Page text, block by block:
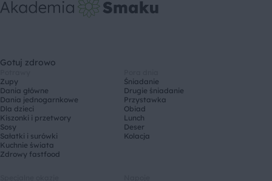
Gotuj zdrowo
Zupy
Dania główne
Dania jednogarnkowe
Dla dzieci
Kiszonki i przetwory
Sosy
Sałatki i surówki
Kuchnie świata
Zdrowy fastfood
Śniadanie
Drugie śniadanie
Przystawka
Obiad
Lunch
Deser
Kolacja